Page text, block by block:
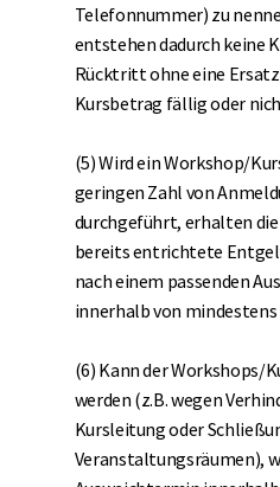
Telefonnummer) zu
entstehen dadurch keine
Rücktritt ohne eine
Kursbetrag fällig oder
(5) Wird ein Workshop/
geringen Zahl von
durchgeführt, erhalten
bereits entrichtete
nach einem passenden
innerhalb von mindestens
(6) Kann der Workshops/
werden (z.B. wegen
Kursleitung oder
Veranstaltungsräumen),